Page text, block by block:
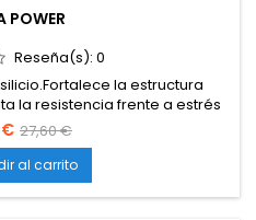
POWER
Reseña(s): 0
la estructura
la resistencia frente a estrés
la absorción y transporte de
base y aditivos de
tierra, coco e hidroponía.
27,60 €
al carrito